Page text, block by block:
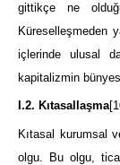
gittikçe ne
Küreselleşmeden
içlerinde ulusal
kapitalizmin
I.2. Kıtasallaşma
Kıtasal kurumsal
olgu. Bu olgu,